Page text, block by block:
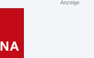
Anzeige